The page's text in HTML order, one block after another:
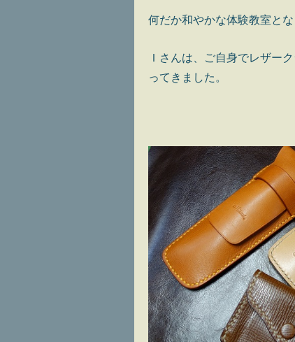
何だか和やかな体験教室とな
Ｉさんは、ご自身でレザー
ってきました。